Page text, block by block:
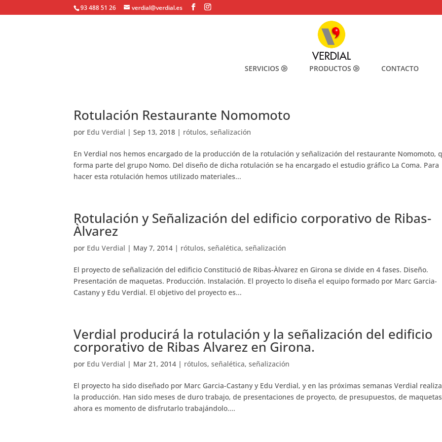
93 488 51 26 verdial@verdial.es
SERVICIOS PRODUCTOS CONTACTO
Rotulación Restaurante Nomomoto
por Edu Verdial |Sep 13, 2018 | rótulos,señalización
En Verdial nos hemos encargado de la producción de la rotulación y señalización del restaurante Nomomoto,
forma parte del grupo Nomo. Del diseño de dicha rotulación se ha encargado el estudio gráfico La Coma. Para
hacer esta rotulación hemos utilizado materiales...
Rotulación y Señalización del edificio corporativo de Ribas-
Àlvarez
por Edu Verdial | May 7, 2014 | rótulos,señalética,señalización
El proyecto de señalización del edificio Constitució de Ribas-Àlvarez en Girona se divide en 4 fases. Diseño.
Presentación de maquetas. Producción. Instalación. El proyecto lo diseña el equipo formado por Marc Garcia-
Castany y Edu Verdial. El objetivo del proyecto es...
Verdial producirá la rotulación y la señalización del edificio
corporativo de Ribas Alvarez en Girona.
por Edu Verdial | Mar 21, 2014 | rótulos,señalética,señalización
El proyecto ha sido diseñado por Marc Garcia-Castany y Edu Verdial, y en las próximas semanas Verdial
la producción. Han sido meses de duro trabajo, de presentaciones de proyecto, de presupuestos, de
ahora es momento de disfrutarlo trabajándolo....